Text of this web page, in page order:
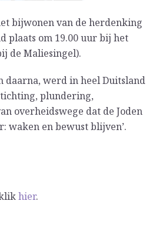
bijwonen van de herdenking
plaats om 19.00 uur bij het
de Maliesingel).
daarna, werd in heel Duitsland
plundering,
overheidswege dat de Joden
waken en bewust blijven’.
hier.